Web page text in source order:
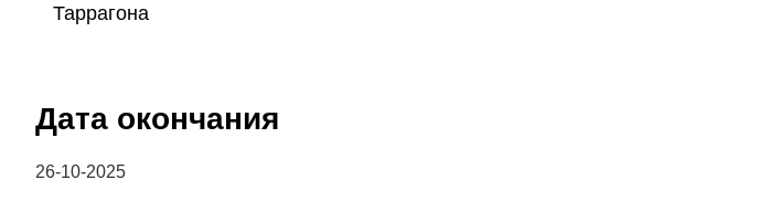
Таррагона
Дата окончания
26-10-2025